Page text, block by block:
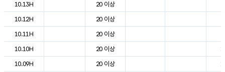
10.13H
20 이상
10.12H
20 이상
10.11H
20 이상
10.10H
20 이상
10.09H
20 이상